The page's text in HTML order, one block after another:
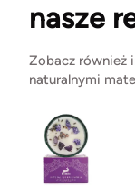
nasze
Zobacz również
naturalnymi